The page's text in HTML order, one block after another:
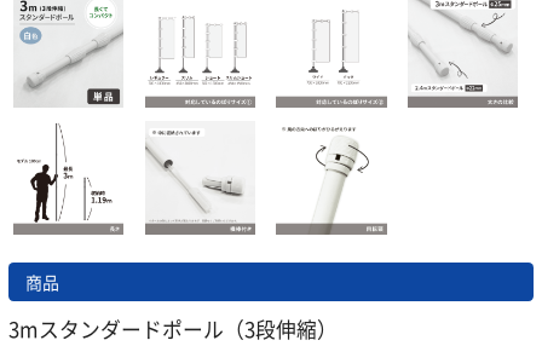
商品
3mスタンダードポール（3段伸縮）